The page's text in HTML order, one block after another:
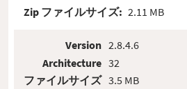
Zip ファイルサイズ: 2.11 MB
Version
Architecture
ファイルサイズ
2.8.4.6
32
3.5 MB